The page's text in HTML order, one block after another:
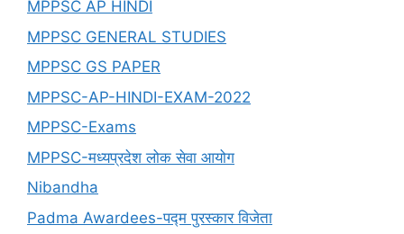
MPPSC AP HINDI
MPPSC GENERAL STUDIES
MPPSC GS PAPER
MPPSC-AP-HINDI-EXAM-2022
MPPSC-Exams
MPPSC-मध्यप्रदेश लोक सेवा आयोग
Nibandha
Padma Awardees-पद्म पुरस्कार विजेता